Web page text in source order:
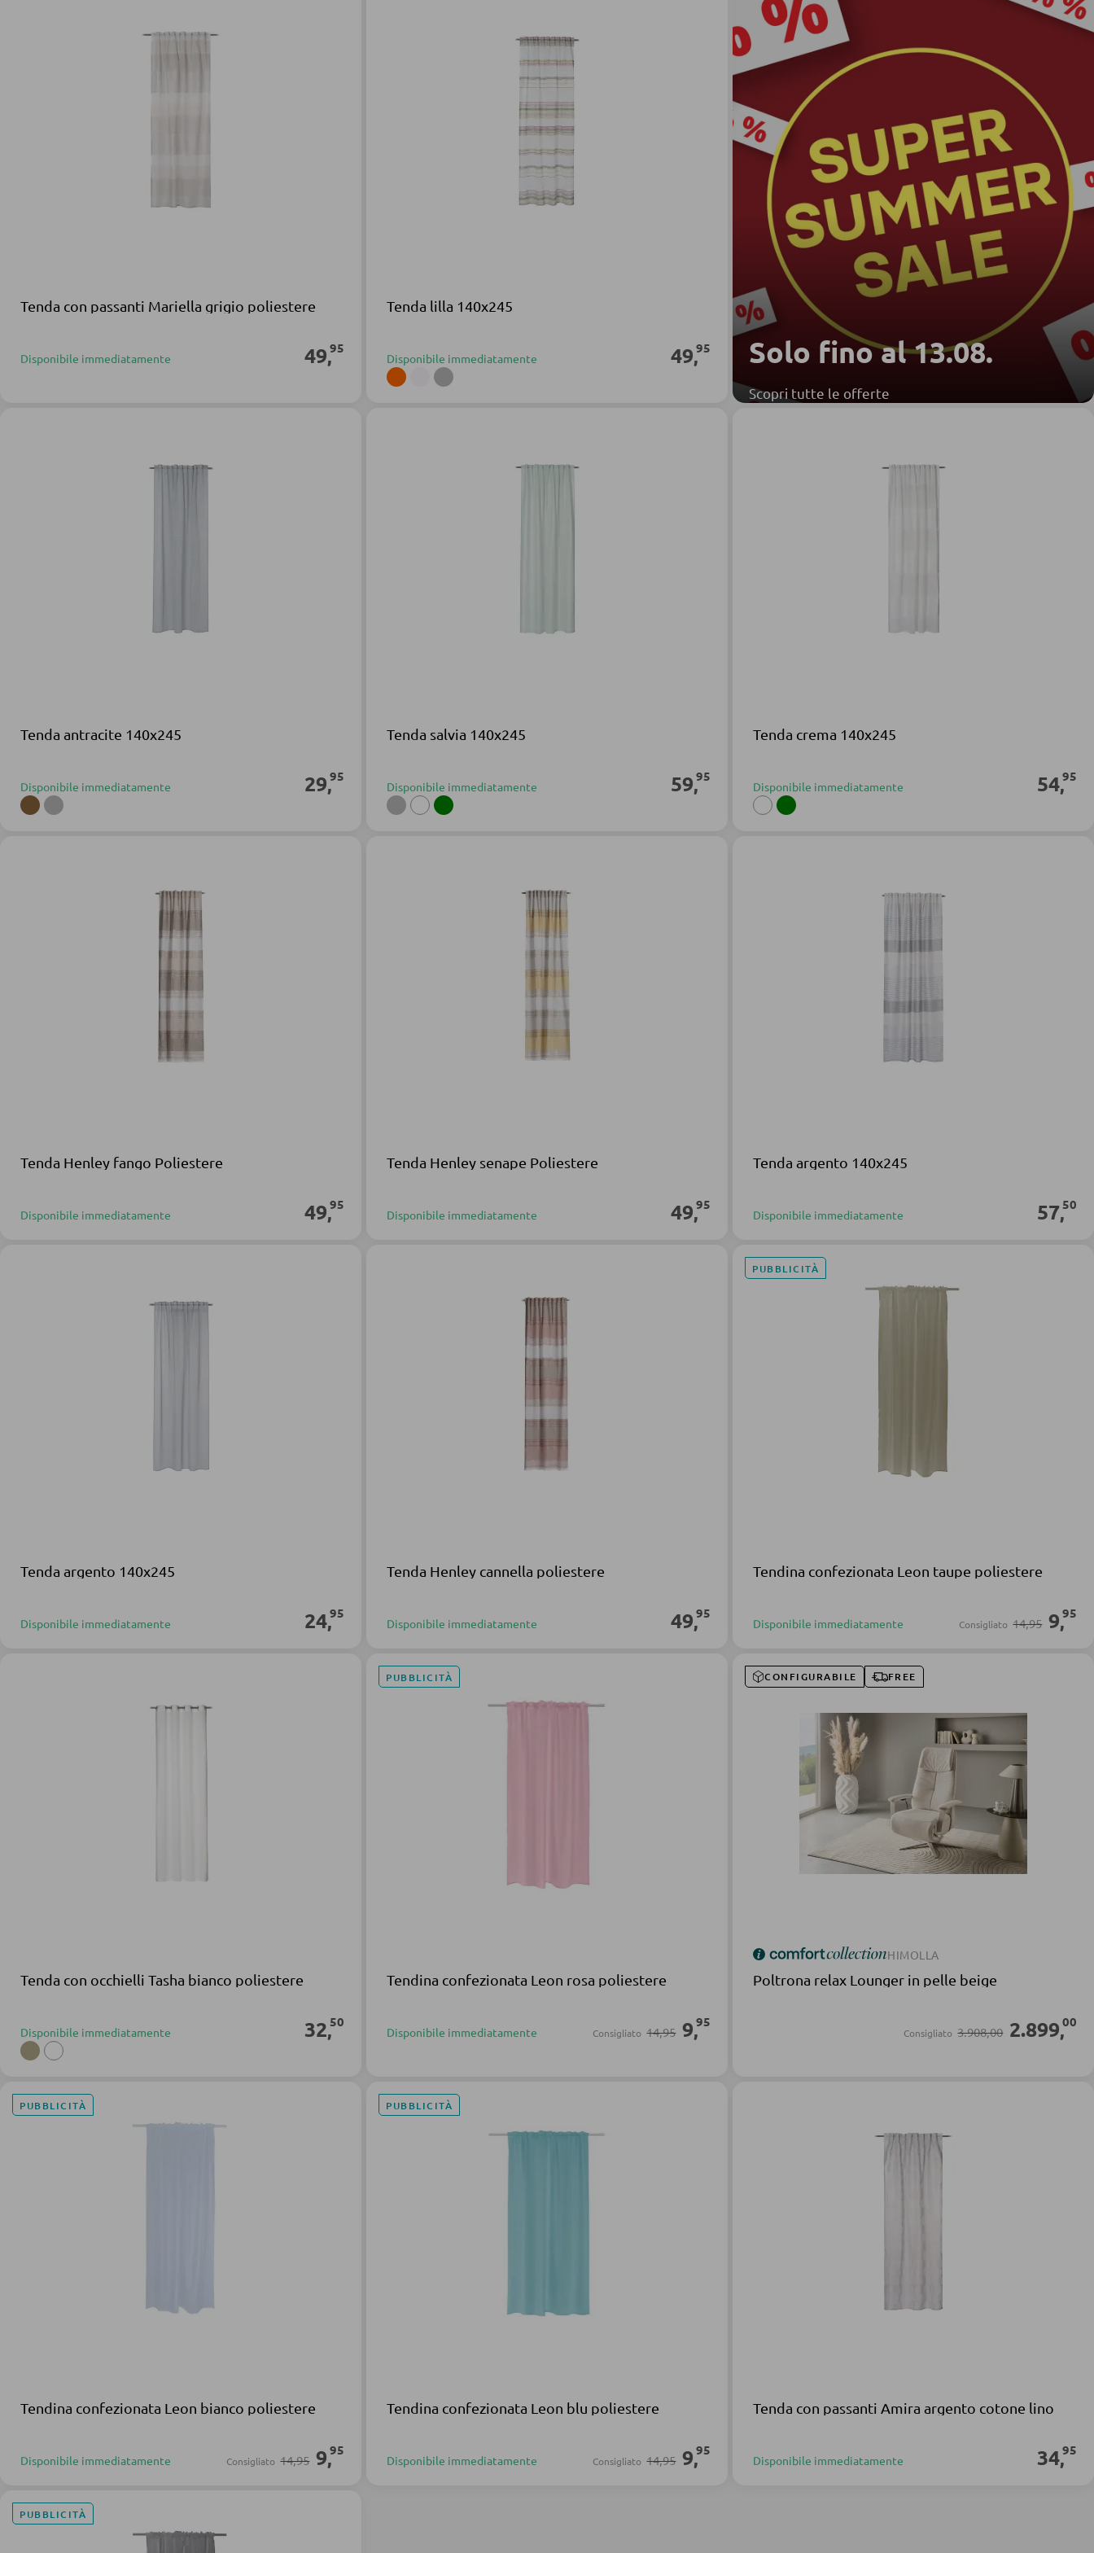
Solo fino al 13.08.
Scopri tutte le offerte
Tenda con passanti Mariella grigio poliestere
Disponibile immediatamente 49,95
Tenda lilla 140x245
Disponibile immediatamente 49,95
Tenda antracite 140x245
Disponibile immediatamente 29,95
Tenda salvia 140x245
Disponibile immediatamente 59,95
Tenda crema 140x245
Disponibile immediatamente 54,95
Tenda Henley fango Poliestere
Disponibile immediatamente 49,95
Tenda Henley senape Poliestere
Disponibile immediatamente 49,95
Tenda argento 140x245
Disponibile immediatamente 57,50
Tenda argento 140x245
Disponibile immediatamente 24,95
Tenda Henley cannella poliestere
Disponibile immediatamente 49,95
PUBBLICITÀ
Tendina confezionata Leon taupe poliestere
Disponibile immediatamente Consigliato 14,95 9,95
Tenda con occhielli Tasha bianco poliestere
Disponibile immediatamente 32,50
PUBBLICITÀ
Tendina confezionata Leon rosa poliestere
Disponibile immediatamente Consigliato 14,95 9,95
CONFIGURABILE FREE
HIMOLLA
Poltrona relax Lounger in pelle beige
Consigliato 3.908,00 2.899,00
PUBBLICITÀ
Tendina confezionata Leon bianco poliestere
Disponibile immediatamente Consigliato 14,95 9,95
PUBBLICITÀ
Tendina confezionata Leon blu poliestere
Disponibile immediatamente Consigliato 14,95 9,95
Tenda con passanti Amira argento cotone lino
Disponibile immediatamente 34,95
PUBBLICITÀ